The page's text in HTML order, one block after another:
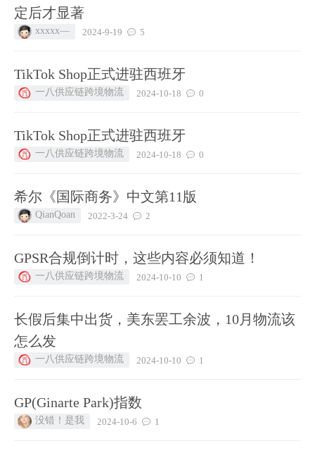
定后才显著
xxxxx— 2024-9-19 5
TikTok Shop正式进驻西班牙
一八供应链跨境物流 2024-10-18 0
TikTok Shop正式进驻西班牙
一八供应链跨境物流 2024-10-18 0
希尔《国际商务》中文第11版
QianQoan 2022-3-24 2
GPSR合规倒计时，这些内容必须知道！
一八供应链跨境物流 2024-10-10 1
长假后集中出货，美东罢工余波，10月物流该
怎么发
一八供应链跨境物流 2024-10-10 1
GP(Ginarte Park)指数
没错！是我 2024-10-6 1